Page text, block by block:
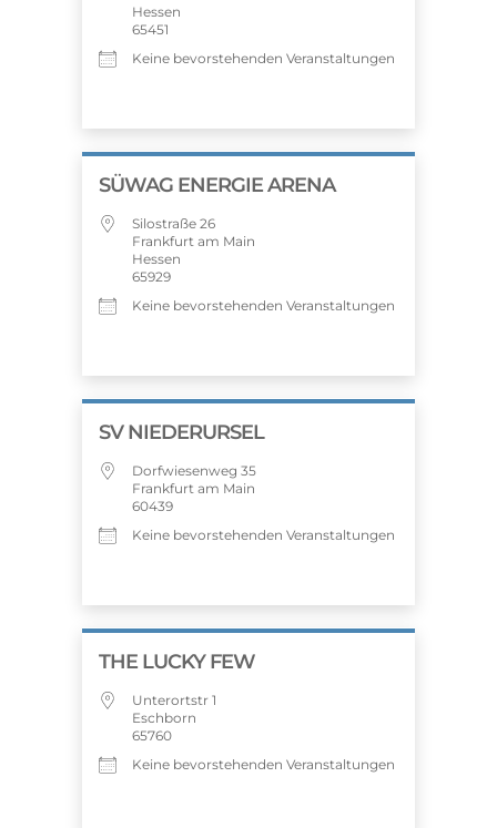
Hessen
65451
Keine bevorstehenden Veranstaltungen
SÜWAG ENERGIE ARENA
Silostraße 26
Frankfurt am Main
Hessen
65929
Keine bevorstehenden Veranstaltungen
SV NIEDERURSEL
Dorfwiesenweg 35
Frankfurt am Main
60439
Keine bevorstehenden Veranstaltungen
THE LUCKY FEW
Unterortstr 1
Eschborn
65760
Keine bevorstehenden Veranstaltungen